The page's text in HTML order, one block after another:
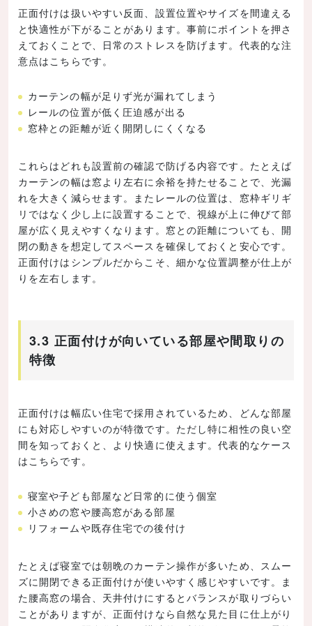
正面付けは扱いやすい反面、設置位置やサイズを間違える
と快適性が下がることがあります。事前にポイントを押さ
えておくことで、日常のストレスを防げます。代表的な注
意点はこちらです。
カーテンの幅が足りず光が漏れてしまう
レールの位置が低く圧迫感が出る
窓枠との距離が近く開閉しにくくなる
これらはどれも設置前の確認で防げる内容です。たとえば
カーテンの幅は窓より左右に余裕を持たせることで、光漏
れを大きく減らせます。またレールの位置は、窓枠ギリギ
リではなく少し上に設置することで、視線が上に伸びて部
屋が広く見えやすくなります。窓との距離についても、開
閉の動きを想定してスペースを確保しておくと安心です。
正面付けはシンプルだからこそ、細かな位置調整が仕上が
りを左右します。
3.3 正面付けが向いている部屋や間取りの
特徴
正面付けは幅広い住宅で採用されているため、どんな部屋
にも対応しやすいのが特徴です。ただし特に相性の良い空
間を知っておくと、より快適に使えます。代表的なケース
はこちらです。
寝室や子ども部屋など日常的に使う個室
小さめの窓や腰高窓がある部屋
リフォームや既存住宅での後付け
たとえば寝室では朝晩のカーテン操作が多いため、スムー
ズに開閉できる正面付けが使いやすく感じやすいです。ま
た腰高窓の場合、天井付けにするとバランスが取りづらい
ことがありますが、正面付けなら自然な見た目に仕上がり